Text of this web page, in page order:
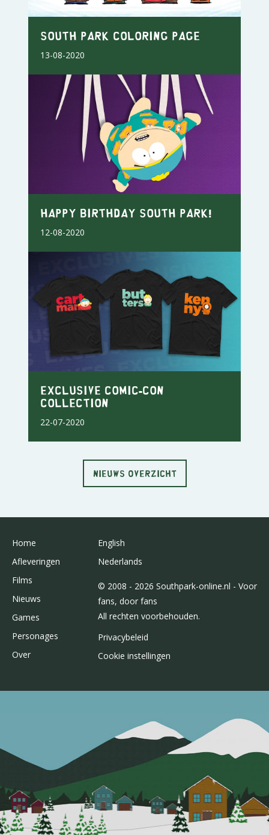
South Park Coloring Page
13-08-2020
Happy Birthday South Park!
12-08-2020
Exclusive Comic-Con
Collection
22-07-2020
NIEUWS OVERZICHT
Home
Afleveringen
Films
Nieuws
Games
Personages
Over
English
Nederlands
© 2008 - 2026 Southpark-online.nl - Voor
fans, door fans
All rechten voorbehouden.
Privacybeleid
Cookie instellingen